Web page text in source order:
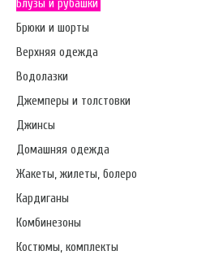
Блузы и рубашки
Брюки и шорты
Верхняя одежда
Водолазки
Джемперы и толстовки
Джинсы
Домашняя одежда
Жакеты, жилеты, болеро
Кардиганы
Комбинезоны
Костюмы, комплекты